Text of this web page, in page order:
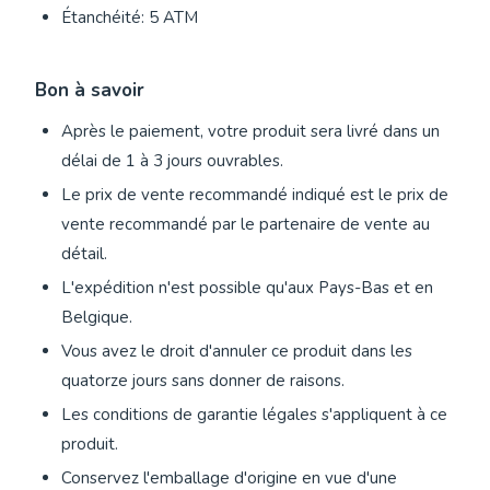
Étanchéité: 5 ATM
Bon à savoir
Après le paiement, votre produit sera livré dans un
délai de 1 à 3 jours ouvrables.
Le prix de vente recommandé indiqué est le prix de
vente recommandé par le partenaire de vente au
détail.
L'expédition n'est possible qu'aux Pays-Bas et en
Belgique.
Vous avez le droit d'annuler ce produit dans les
quatorze jours sans donner de raisons.
Les conditions de garantie légales s'appliquent à ce
produit.
Conservez l'emballage d'origine en vue d'une